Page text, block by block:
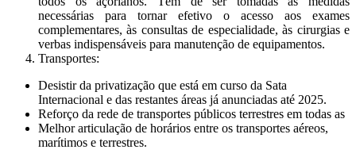
necessárias para tornar efetivo o acesso aos exames
complementares, às consultas de especialidade, às cirurgias e
verbas indispensáveis para manutenção de equipamentos.
Transportes:
Desistir da privatização que está em curso da Sata
Internacional e das restantes áreas já anunciadas até 2025.
Reforço da rede de transportes públicos terrestres em todas as
Melhor articulação de horários entre os transportes aéreos,
marítimos e terrestres.